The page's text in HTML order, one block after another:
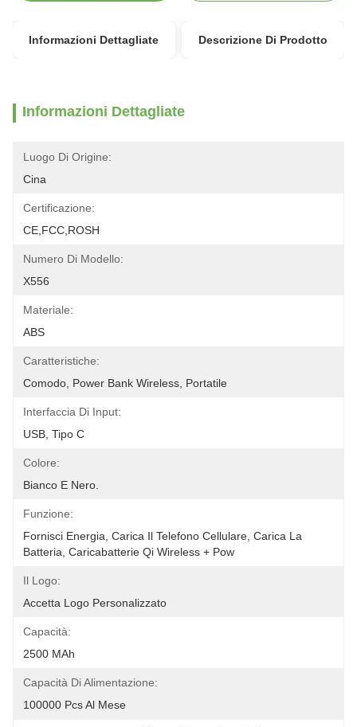
Informazioni Dettagliate Descrizione Di Prodotto
Informazioni Dettagliate
Luogo Di Origine:
Cina
Certificazione:
CE,FCC,ROSH
Numero Di Modello:
X556
Materiale:
ABS
Caratteristiche:
Comodo, Power Bank Wireless, Portatile
Interfaccia Di Input:
USB, Tipo C
Colore:
Bianco E Nero.
Funzione:
Fornisci Energia, Carica Il Telefono Cellulare, Carica La
Batteria, Caricabatterie Qi Wireless + Pow
Il Logo:
Accetta Logo Personalizzato
Capacità:
2500 MAh
Capacità Di Alimentazione:
100000 Pcs Al Mese